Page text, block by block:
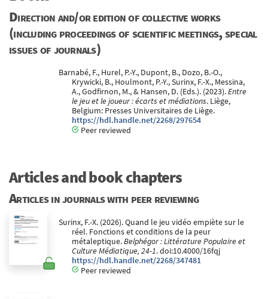
Direction and/or edition of collective works
(including proceedings of scientific meetings, special
issues of journals)
Barnabé, F., Hurel, P.-Y., Dupont, B., Dozo, B.-O.,
Krywicki, B., Houlmont, P.-Y., Surinx, F.-X., Messina,
A., Godfirnon, M., & Hansen, D. (Eds.). (2023).Entre
le jeu et le joueur : écarts et médiations. Liège,
Belgium: Presses Universitaires de Liège.
https://hdl.handle.net/2268/297654
Peer reviewed
Articles and book chapters
Articles in journals with peer reviewing
Surinx, F.-X. (2026). Quand le jeu vidéo empiète sur le
réel. Fonctions et conditions de la peur
métaleptique.Belphégor : Littérature Populaire et
Culture Médiatique, 24-1. doi:10.4000/16fqj
https://hdl.handle.net/2268/347481
Peer reviewed